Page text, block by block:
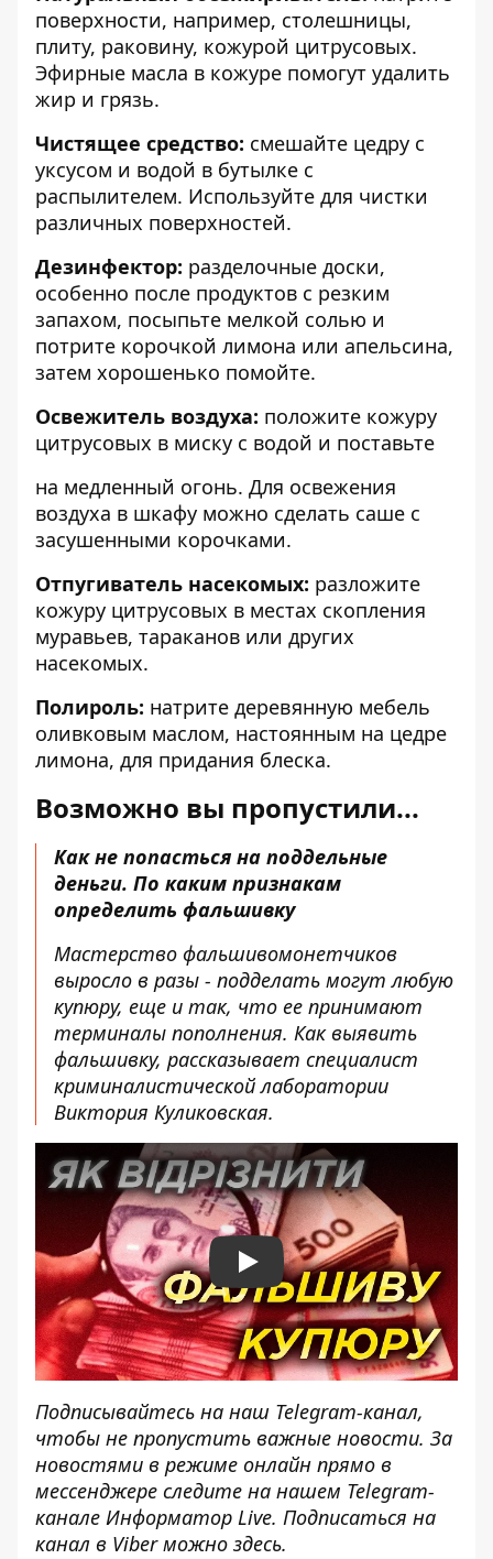
поверхности, например, столешницы,
плиту, раковину, кожурой цитрусовых.
Эфирные масла в кожуре помогут удалить
жир и грязь.
Чистящее средство: смешайте цедру с
уксусом и водой в бутылке с
распылителем. Используйте для чистки
различных поверхностей.
Дезинфектор: разделочные доски,
особенно после продуктов с резким
запахом, посыпьте мелкой солью и
потрите корочкой лимона или апельсина,
затем хорошенько помойте.
Освежитель воздуха: положите кожуру
цитрусовых в миску с водой и поставьте
на медленный огонь. Для освежения
воздуха в шкафу можно сделать саше с
засушенными корочками.
Отпугиватель насекомых: разложите
кожуру цитрусовых в местах скопления
муравьев, тараканов или других
насекомых.
Полироль: натрите деревянную мебель
оливковым маслом, настоянным на цедре
лимона, для придания блеска.
Возможно вы пропустили...
Как не попасться на поддельные
деньги. По каким признакам
определить фальшивку
Мастерство фальшивомонетчиков
выросло в разы - подделать могут любую
купюру, еще и так, что ее принимают
терминалы пополнения. Как выявить
фальшивку, рассказывает специалист
криминалистической лаборатории
Виктория Куликовская.
Play
Подписывайтесь на наш Telegram-канал,
чтобы не пропустить важные новости. За
новостями в режиме онлайн прямо в
мессенджере следите на нашем Telegram-
канале Информатор Live. Подписаться на
канал в Viber можно здесь.